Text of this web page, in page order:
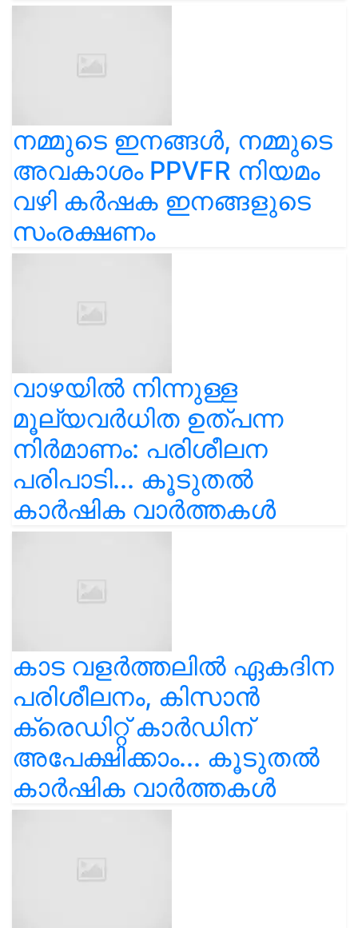
നമ്മുടെ ഇനങ്ങൾ, നമ്മുടെ
അവകാശം PPVFR നിയമം
വഴി കർഷക ഇനങ്ങളുടെ
സംരക്ഷണം
വാഴയിൽ നിന്നുള്ള
മൂല്യവർധിത ഉത്പന്ന
നിർമാണം: പരിശീലന
പരിപാടി... കൂടുതൽ
കാർഷിക വാർത്തകൾ
കാട വളര്‍ത്തലിൽ ഏകദിന
പരിശീലനം, കിസാൻ
ക്രെഡിറ്റ് കാർഡിന്
അപേക്ഷിക്കാം... കൂടുതൽ
കാർഷിക വാർത്തകൾ